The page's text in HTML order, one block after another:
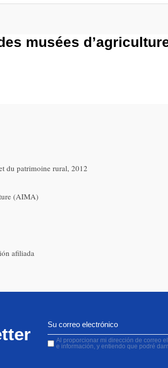
musées
du patrimoine rural, 2012
(AIMA)
afiliada
Al proporcionar mi dirección de correo
e información, y entiendo que podré